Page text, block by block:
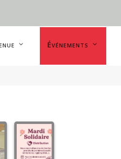
Événements